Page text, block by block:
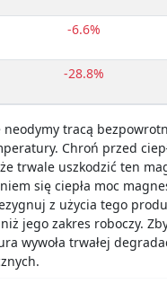
-6.6%
-28.8%
neodymy tracą
Chroń przed
trwale uszkodzić ten
się ciepła moc
z użycia tego
jego zakres roboczy.
wywoła trwałej